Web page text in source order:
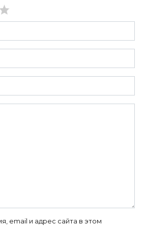
email и адрес сайта в этом